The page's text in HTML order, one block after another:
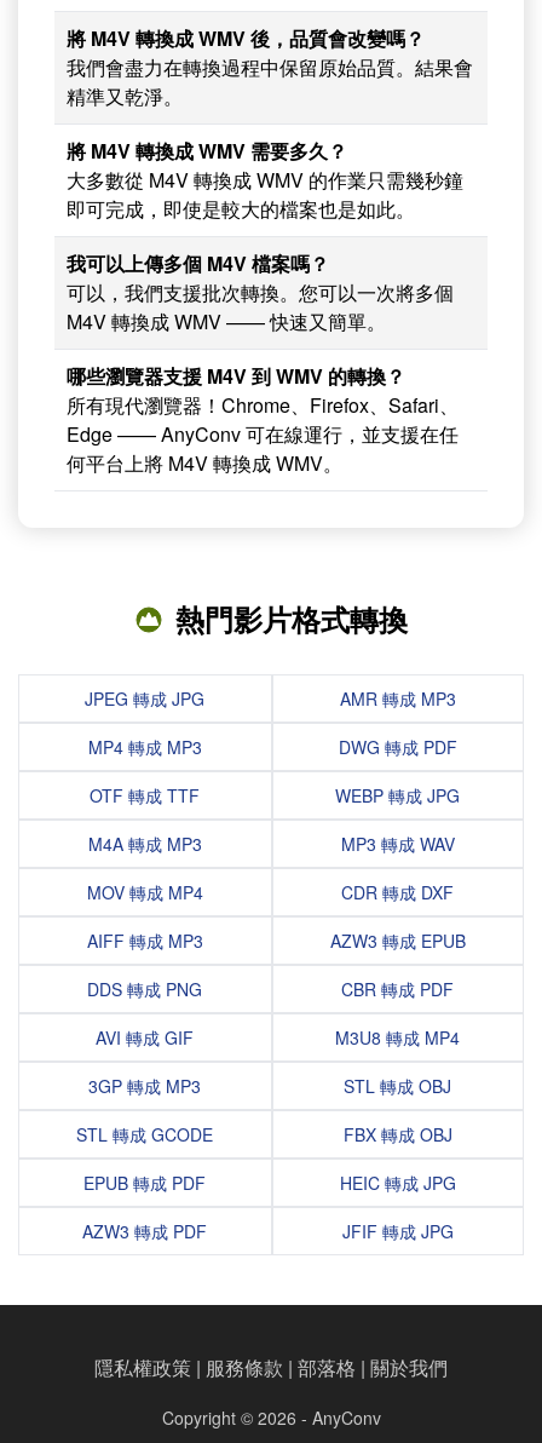
將 M4V 轉換成 WMV 後，品質會改變嗎？
我們會盡力在轉換過程中保留原始品質。結果會
精準又乾淨。
將 M4V 轉換成 WMV 需要多久？
大多數從 M4V 轉換成 WMV 的作業只需幾秒鐘
即可完成，即使是較大的檔案也是如此。
我可以上傳多個 M4V 檔案嗎？
可以，我們支援批次轉換。您可以一次將多個
M4V 轉換成 WMV —— 快速又簡單。
哪些瀏覽器支援 M4V 到 WMV 的轉換？
所有現代瀏覽器！Chrome、Firefox、Safari、
Edge —— AnyConv 可在線運行，並支援在任
何平台上將 M4V 轉換成 WMV。
熱門影片格式轉換
JPEG 轉成 JPG
MP4 轉成 MP3
OTF 轉成 TTF
M4A 轉成 MP3
MOV 轉成 MP4
AIFF 轉成 MP3
DDS 轉成 PNG
AVI 轉成 GIF
3GP 轉成 MP3
STL 轉成 GCODE
EPUB 轉成 PDF
AZW3 轉成 PDF
AMR 轉成 MP3
DWG 轉成 PDF
WEBP 轉成 JPG
MP3 轉成 WAV
CDR 轉成 DXF
AZW3 轉成 EPUB
CBR 轉成 PDF
M3U8 轉成 MP4
STL 轉成 OBJ
FBX 轉成 OBJ
HEIC 轉成 JPG
JFIF 轉成 JPG
隱私權政策 | 服務條款 | 部落格 | 關於我們
Copyright © 2026 - AnyConv